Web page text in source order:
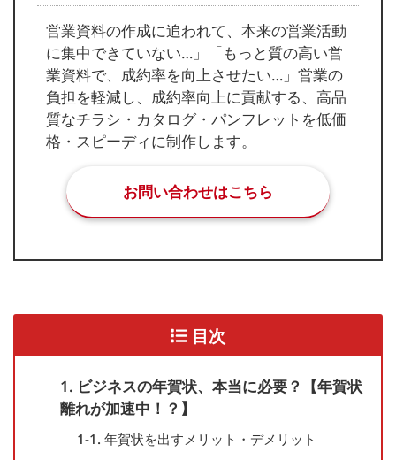
営業資料の作成に追われて、本来の営業活動
に集中できていない…」「もっと質の高い営
業資料で、成約率を向上させたい…」営業の
負担を軽減し、成約率向上に貢献する、高品
質なチラシ・カタログ・パンフレットを低価
格・スピーディに制作します。
お問い合わせはこちら
目次
1. ビジネスの年賀状、本当に必要？【年賀状
離れが加速中！？】
1-1. 年賀状を出すメリット・デメリット